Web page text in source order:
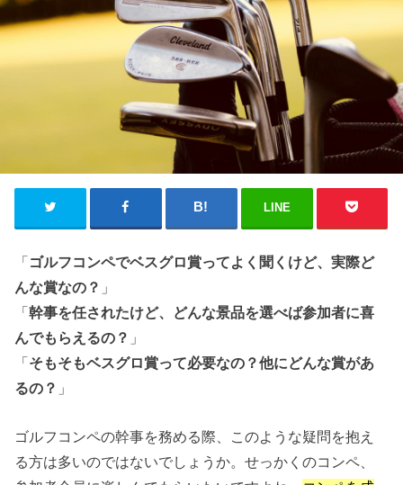
LINE
「ゴルフコンペでベスグロ賞ってよく聞くけど、実際ど
んな賞なの？ 」
「幹事を任されたけど、どんな景品を選べば参加者に喜
んでもらえるの？ 」
「そもそもベスグロ賞って必要なの？他にどんな賞があ
るの？ 」
ゴルフコンペの幹事を務める際、このような疑問を抱え
る方は多いのではないでしょうか。せっかくのコンペ、